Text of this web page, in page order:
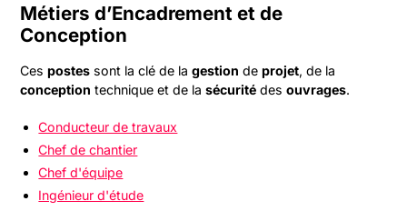
Métiers d’Encadrement et de
Conception
Cespostes sont la clé de lagestion deprojet, de la
conception technique et de lasécurité desouvrages.
Conducteur de travaux
Chef de chantier
Chef d'équipe
Ingénieur d'étude